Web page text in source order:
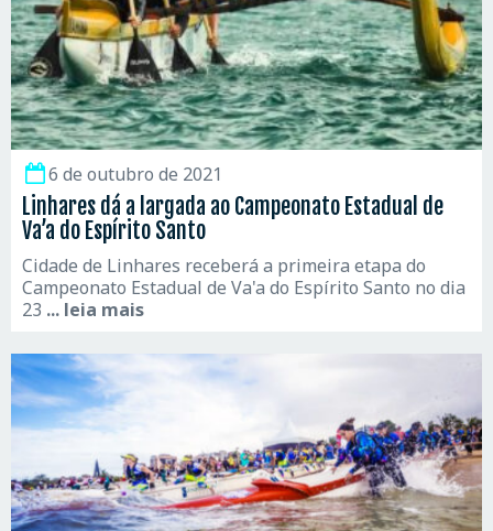
6 de outubro de 2021
Linhares dá a largada ao Campeonato Estadual de
Va’a do Espírito Santo
Cidade de Linhares receberá a primeira etapa do
Campeonato Estadual de Va'a do Espírito Santo no dia
23 ... leia mais